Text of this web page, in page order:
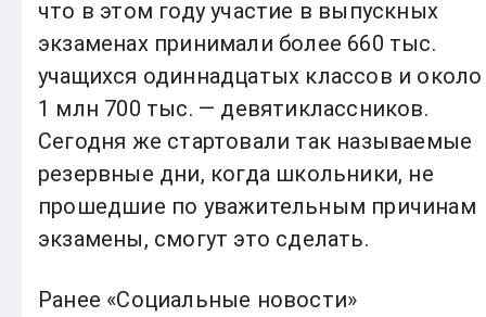
что в этом году участие в выпускных
экзаменах принимали более 660 тыс.
учащихся одиннадцатых классов и около
1 млн 700 тыс. — девятиклассников.
Сегодня же стартовали так называемые
резервные дни, когда школьники, не
прошедшие по уважительным причинам
экзамены, смогут это сделать.
Ранее «Социальные новости»